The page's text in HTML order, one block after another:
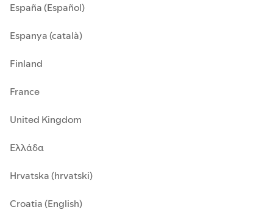
España (Español)
Espanya (català)
Finland
France
United Kingdom
Ελλάδα
Hrvatska (hrvatski)
Croatia (English)